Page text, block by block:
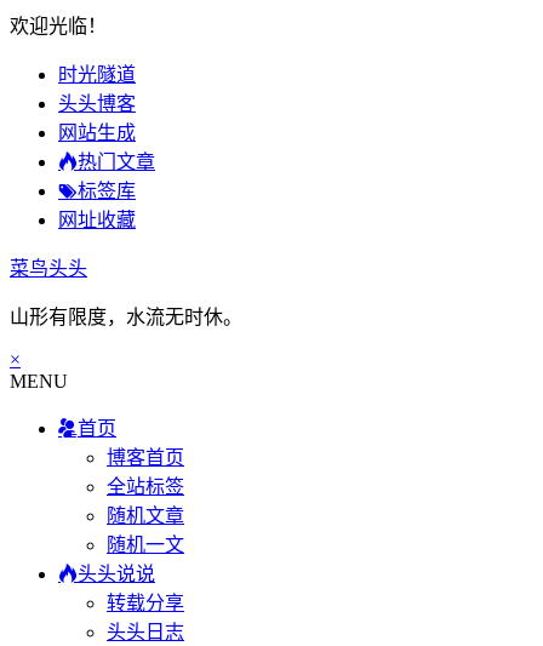
欢迎光临！
时光隧道
头头博客
网站生成
热门文章
标签库
网址收藏
菜鸟头头
山形有限度，水流无时休。
×
MENU
首页
博客首页
全站标签
随机文章
随机一文
头头说说
转载分享
头头日志